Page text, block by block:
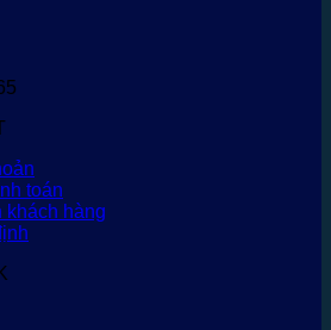
toán
khách hàng